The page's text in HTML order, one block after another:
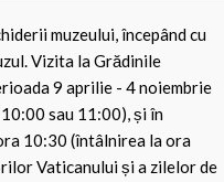
muzeului, începând cu
Vizita la Grădinile
9 aprilie - 4 noiembrie
sau 11:00), și în
10:30 (întâlnirea la ora
Vaticanului și a zilelor de